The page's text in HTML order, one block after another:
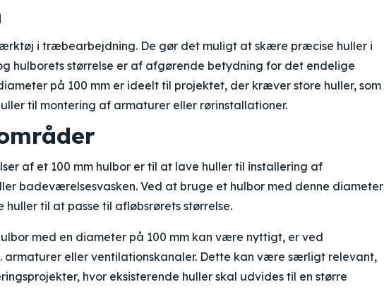
i træbearbejdning. De gør det muligt at skære præcise huller i
hulborets størrelse er af afgørende betydning for det endelige
på 100 mm er ideelt til projektet, der kræver store huller, som
til montering af armaturer eller rørinstallationer.
af et 100 mm hulbor er til at lave huller til installering af
badeværelsesvasken. Ved at bruge et hulbor med denne diameter
til at passe til afløbsrørets størrelse.
med en diameter på 100 mm kan være nyttigt, er ved
armaturer eller ventilationskanaler. Dette kan være særligt relevant,
hvor eksisterende huller skal udvides til en større